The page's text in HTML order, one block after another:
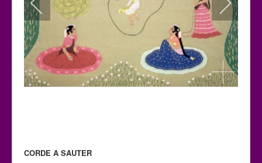
Participer
Nous contacter
Sites amis
CORDE A SAUTER